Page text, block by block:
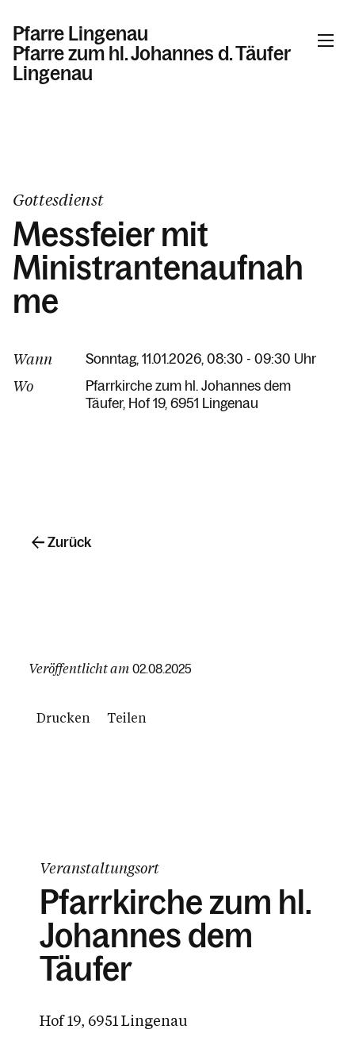
Pfarre Lingenau
Pfarre zum hl. Johannes d. Täufer
Lingenau
Kalender
Personen
Kontakt
Gottesdienst
Messfeier mit
Ministrantenaufnah
me
Wann Sonntag, 11.01.2026, 08:30 - 09:30 Uhr
Wo
Pfarrkirche zum hl. Johannes dem
Täufer Hof 19 6951 Lingenau
Veröffentlicht am 02.08.2025
Drucken Teilen
Zurück
Veranstaltungsort
Pfarrkirche zum hl.
Johannes dem
Täufer
Hof 19, 6951 Lingenau